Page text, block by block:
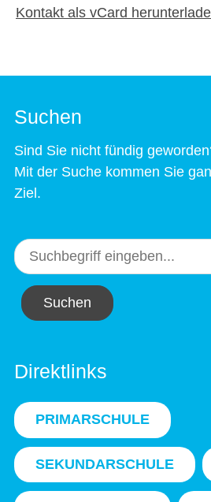
Kontakt als vCard
Direktlinks
PRIMARSCHULE
SEKUNDARSCHULE
Suchen
Sind Sie nicht fündig
Mit der Suche kommen Sie
Ziel.
Suchen